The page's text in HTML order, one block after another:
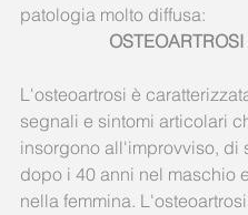
patologia molto diffusa:
OSTEOARTROSI
L'osteoartrosi è
segnali e sintomi articolari
insorgono all'improvviso, di
dopo i 40 anni nel maschio
nella femmina.